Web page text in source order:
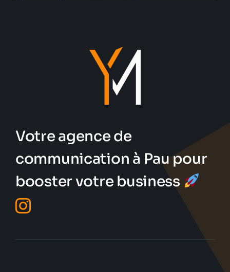
Votre agence de
communication à Pau pour
booster votre business